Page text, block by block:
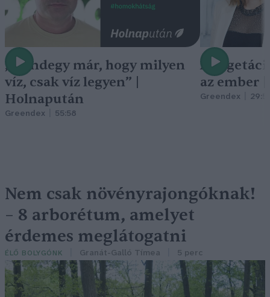
„Mindegy már, hogy milyen
víz, csak víz legyen” |
Holnapután
Greendex 55:58
A
az ember
Greendex
Nem csak növényrajongóknak!
– 8 arborétum, amelyet
érdemes meglátogatni
ÉLŐ BOLYGÓNK Granát-Galló Tímea 5 perc